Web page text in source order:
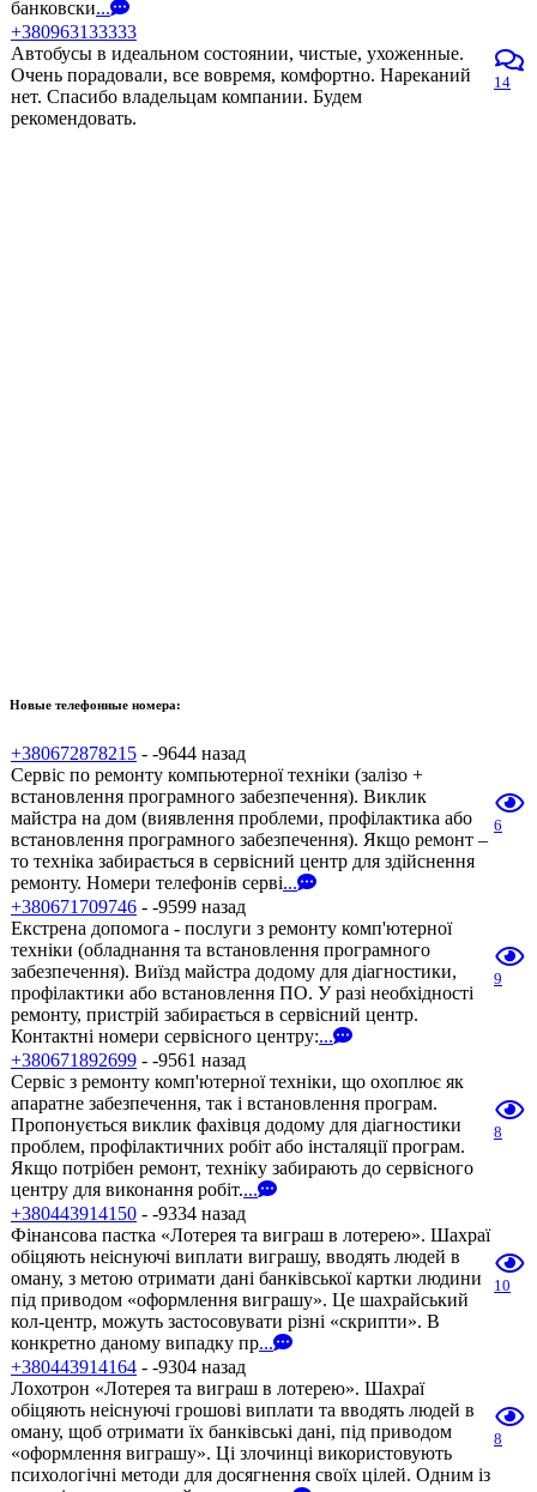
банковски...
+380963133333
Автобусы в идеальном состоянии, чистые, ухоженные.
Очень порадовали, все вовремя, комфортно. Нареканий
нет. Спасибо владельцам компании. Будем
рекомендовать.
14
Новые телефонные номера:
+380672878215 - -9644 назад
Сервіс по ремонту компьютерної техніки (залізо +
встановлення програмного забезпечення). Виклик
майстра на дом (виявлення проблеми, профілактика або
встановлення програмного забезпечення). Якщо ремонт –
то техніка забирається в сервісний центр для здійснення
ремонту. Номери телефонів серві...
6
+380671709746 - -9599 назад
Екстрена допомога - послуги з ремонту комп'ютерної
техніки (обладнання та встановлення програмного
забезпечення). Виїзд майстра додому для діагностики,
профілактики або встановлення ПО. У разі необхідності
ремонту, пристрій забирається в сервісний центр.
Контактні номери сервісного центру:...
9
+380671892699 - -9561 назад
Сервіс з ремонту комп'ютерної техніки, що охоплює як
апаратне забезпечення, так і встановлення програм.
Пропонується виклик фахівця додому для діагностики
проблем, профілактичних робіт або інсталяції програм.
Якщо потрібен ремонт, техніку забирають до сервісного
центру для виконання робіт....
8
+380443914150 - -9334 назад
Фінансова пастка «Лотерея та виграш в лотерею». Шахраї
обіцяють неіснуючі виплати виграшу, вводять людей в
оману, з метою отримати дані банківської картки людини
під приводом «оформлення виграшу». Це шахрайський
кол-центр, можуть застосовувати різні «скрипти». В
конкретно даному випадку пр...
10
+380443914164 - -9304 назад
Лохотрон «Лотерея та виграш в лотерею». Шахраї
обіцяють неіснуючі грошові виплати та вводять людей в
оману, щоб отримати їх банківські дані, під приводом
«оформлення виграшу». Ці злочинці використовують
психологічні методи для досягнення своїх цілей. Одним із
8